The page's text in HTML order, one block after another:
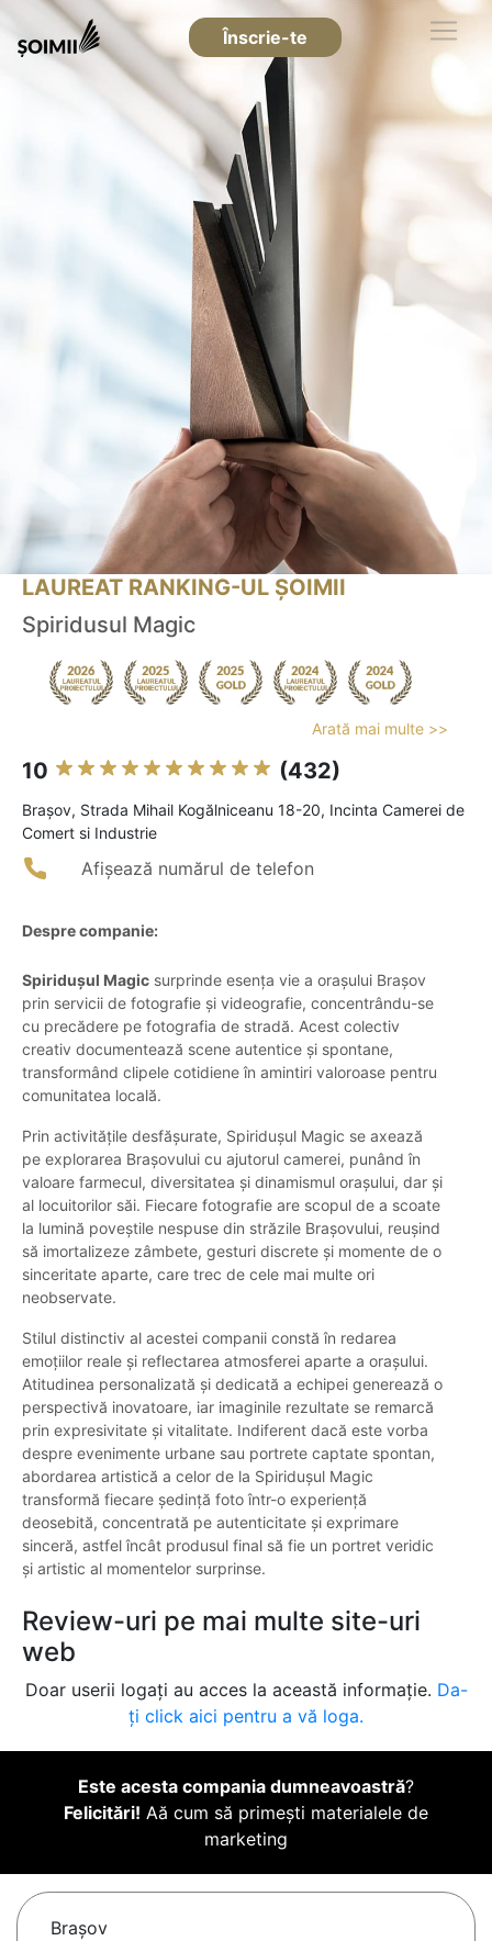
Înscrie-te
LAUREAT RANKING-UL ȘOIMII
Spiridusul Magic
Arată mai multe >>
10 (432)
Braşov, Strada Mihail Kogălniceanu 18-20, Incinta Camerei de
Comert si Industrie
Afișează numărul de telefon
Despre companie:
Spiridușul Magic surprinde esența vie a orașului Brașov
prin servicii de fotografie și videografie, concentrându-se
cu precădere pe fotografia de stradă. Acest colectiv
creativ documentează scene autentice și spontane,
transformând clipele cotidiene în amintiri valoroase pentru
comunitatea locală.
Prin activitățile desfășurate, Spiridușul Magic se axează
pe explorarea Brașovului cu ajutorul camerei, punând în
valoare farmecul, diversitatea și dinamismul orașului, dar și
al locuitorilor săi. Fiecare fotografie are scopul de a scoate
la lumină poveștile nespuse din străzile Brașovului, reușind
să imortalizeze zâmbete, gesturi discrete și momente de o
sinceritate aparte, care trec de cele mai multe ori
neobservate.
Stilul distinctiv al acestei companii constă în redarea
emoțiilor reale și reflectarea atmosferei aparte a orașului.
Atitudinea personalizată și dedicată a echipei generează o
perspectivă inovatoare, iar imaginile rezultate se remarcă
prin expresivitate și vitalitate. Indiferent dacă este vorba
despre evenimente urbane sau portrete captate spontan,
abordarea artistică a celor de la Spiridușul Magic
transformă fiecare ședință foto într-o experiență
deosebită, concentrată pe autenticitate și exprimare
sinceră, astfel încât produsul final să fie un portret veridic
și artistic al momentelor surprinse.
Review-uri pe mai multe site-uri
web
Doar userii logați au acces la această informație. Da-
ți click aici pentru a vă loga.
Este acesta compania dumneavoastră?
Felicitări! Aă cum să primești materialele de
marketing
Braşov